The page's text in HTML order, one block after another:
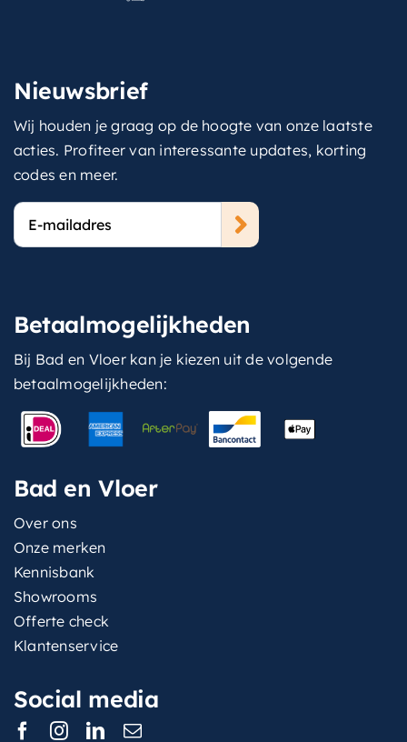
Nieuwsbrief
Wij houden je graag op de hoogte van onze laatste
acties. Profiteer van interessante updates, korting
codes en meer.
E-
mailadres
Betaalmogelijkheden
Bij Bad en Vloer kan je kiezen uit de volgende
betaalmogelijkheden:
Bad en Vloer
Over ons
Onze merken
Kennisbank
Showrooms
Offerte check
Klantenservice
Social media